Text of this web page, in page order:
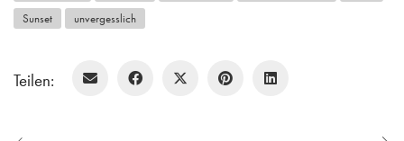
Sunset
unvergesslich
Teilen: